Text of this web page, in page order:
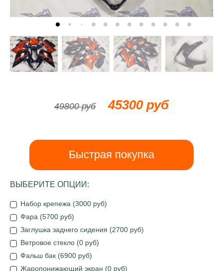
49800 руб 45300 руб
Быстрая покупка
ВЫБЕРИТЕ ОПЦИИ:
Набор крепежа (3000 руб)
Фара (5700 руб)
Заглушка заднего сидения (2700 руб)
Ветровое стекло (0 руб)
Фальш бак (6900 руб)
Жаропонижающий экран (0 руб)